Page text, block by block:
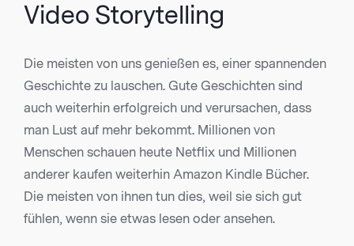
Video Storytelling
Die meisten von uns genießen es, einer spannenden
Geschichte zu lauschen. Gute Geschichten sind
auch weiterhin erfolgreich und verursachen, dass
man Lust auf mehr bekommt. Millionen von
Menschen schauen heute Netflix und Millionen
anderer kaufen weiterhin Amazon Kindle Bücher.
Die meisten von ihnen tun dies, weil sie sich gut
fühlen, wenn sie etwas lesen oder ansehen.